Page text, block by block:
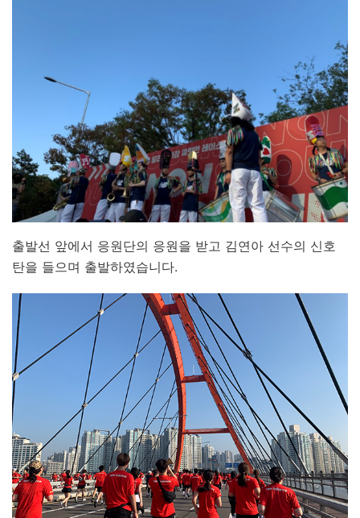
출발선 앞에서 응원단의 응원을 받고 김연아 선수의 신호
탄을 들으며 출발하였습니다.